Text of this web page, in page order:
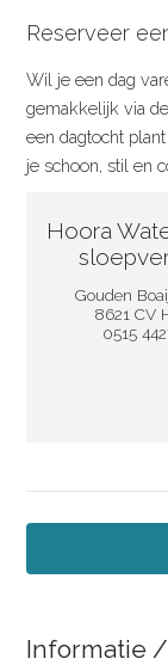
Reserveer
Wil je een dag
gemakkelijk via
een dagtocht
je schoon, stil en
Hoora
Gouden
8621 CV
0515
Informatie